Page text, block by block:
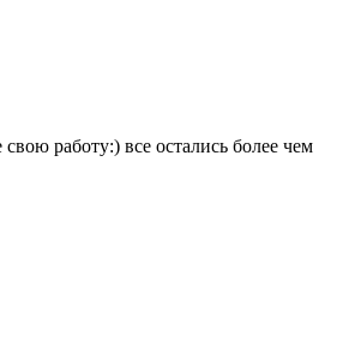
работу:) все остались более чем